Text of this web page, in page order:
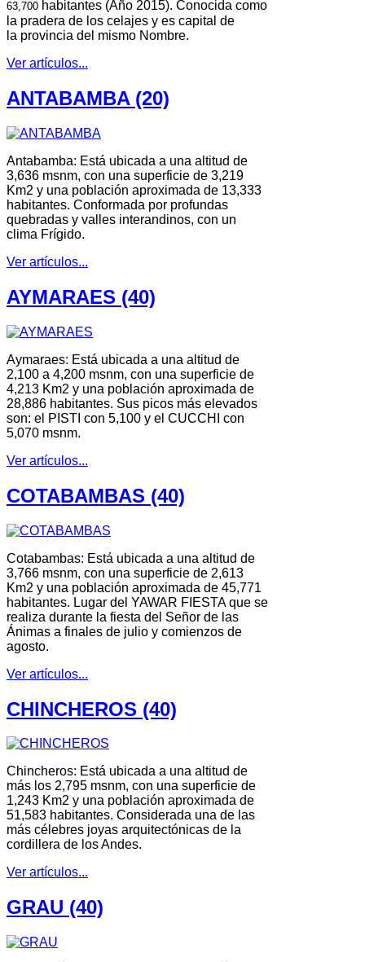
63,700 habitantes (Año 2015). Conocida como
la pradera de los celajes y es capital de
la provincia del mismo Nombre.
Ver artículos...
ANTABAMBA (20)
Antabamba: Está ubicada a una altitud de
3,636 msnm, con una superficie de 3,219
Km2 y una población aproximada de 13,333
habitantes. Conformada por profundas
quebradas y valles interandinos, con un
clima Frígido.
Ver artículos...
AYMARAES (40)
Aymaraes: Está ubicada a una altitud de
2,100 a 4,200 msnm, con una superficie de
4,213 Km2 y una población aproximada de
28,886 habitantes. Sus picos más elevados
son: el PISTI con 5,100 y el CUCCHI con
5,070 msnm.
Ver artículos...
COTABAMBAS (40)
Cotabambas: Está ubicada a una altitud de
3,766 msnm, con una superficie de 2,613
Km2 y una población aproximada de 45,771
habitantes. Lugar del YAWAR FIESTA que se
realiza durante la fiesta del Señor de las
Ánimas a finales de julio y comienzos de
agosto.
Ver artículos...
CHINCHEROS (40)
Chincheros: Está ubicada a una altitud de
más los 2,795 msnm, con una superficie de
1,243 Km2 y una población aproximada de
51,583 habitantes. Considerada una de las
más célebres joyas arquitectónicas de la
cordillera de los Andes.
Ver artículos...
GRAU (40)